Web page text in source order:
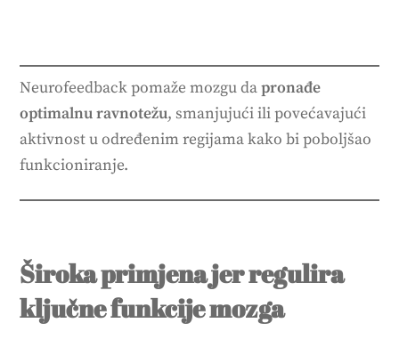
Neurofeedback pomaže mozgu dapronađe
optimalnu ravnotežu, smanjujući ili povećavajući
aktivnost u određenim regijama kako bi poboljšao
funkcioniranje.
Široka primjena jer regulira
ključne funkcije mozga